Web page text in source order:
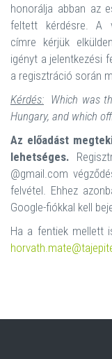
honorálja abban az
feltett kérdésre. A
címre kérjük
igényt a jelentkezési
a regisztráció során
Kérdés: Which was
Hungary, and which
Az előadást
lehetséges.
@gmail.com
felvétel. Ehhez
Google-fiókkal kell
Ha a fentiek mellett